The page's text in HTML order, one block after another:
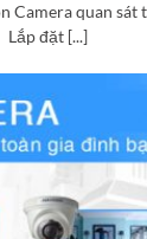
Camera quan
Lắp đặt [...]